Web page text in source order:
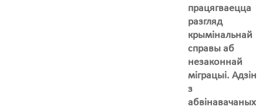
працягваецца
разгляд
крымінальнай
справы аб
незаконнай
міграцыі. Адзін
з
абвінавачаных